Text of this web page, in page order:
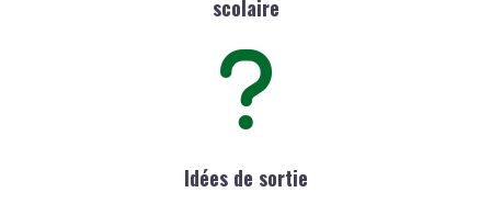
scolaire
Idées de sortie